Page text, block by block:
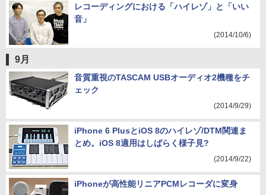
レコーディングにおける「ハイレゾ」と「いい
音」
(2014/10/6)
9月
音質重視のTASCAM USBオーディオ2機種をチ
ェック
(2014/9/29)
iPhone 6 PlusとiOS 8のハイレゾ/DTM関連ま
とめ。iOS 8適用はしばらく様子見?
(2014/9/22)
iPhoneが高性能リニアPCMレコーダに変身